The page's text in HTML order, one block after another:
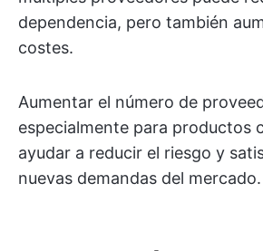
dependencia, pero también
costes.
Aumentar el número de
especialmente para productos
ayudar a reducir el riesgo y
nuevas demandas del mercado.